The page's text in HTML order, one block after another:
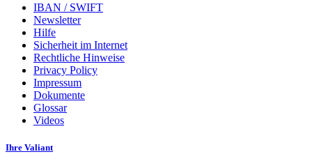
IBAN / SWIFT
Newsletter
Hilfe
Sicherheit im Internet
Rechtliche Hinweise
Privacy Policy
Impressum
Dokumente
Glossar
Videos
Ihre Valiant